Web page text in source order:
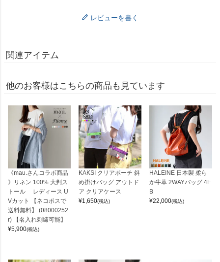
レビューを書く
関連アイテム
他のお客様はこちらの商品も見ています
《mau.さんコラボ商品
》リネン 100% 大判ス
トール レディース U
Vカット 【ネコポスで
送料無料】 (08000252
r) 【名入れ刺繍可能】
¥5,900(税込)
KAKSI クリアポーチ 斜
め掛けバッグ アウトド
ア クリアケース
¥1,650(税込)
HALEINE 日本製 柔ら
か牛革 2WAYバッグ 4F
B
¥22,000(税込)